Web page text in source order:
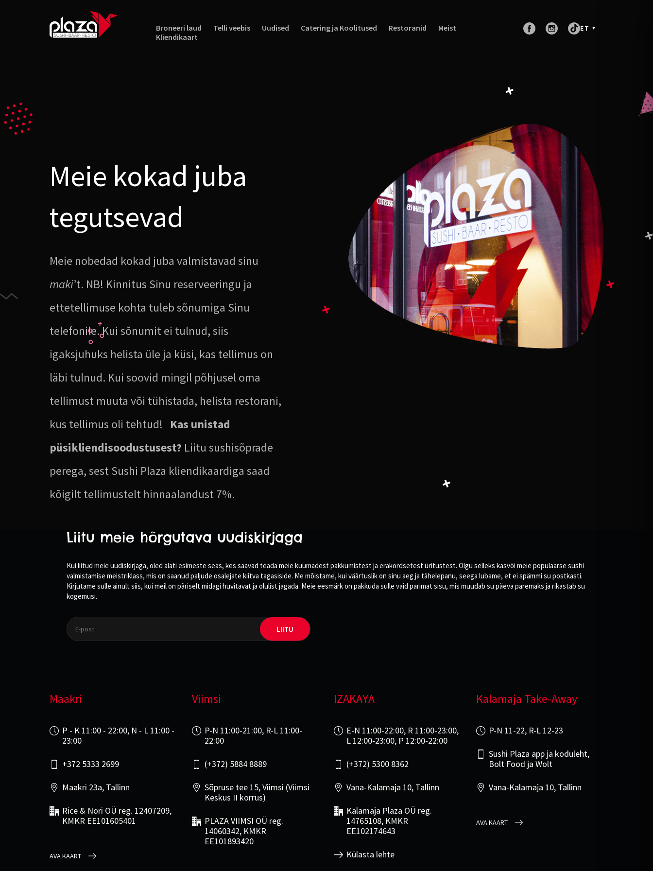
Broneeri laud Telli veebis Uudised Catering ja Koolitused Restoranid
Meist
Kliendikaart
ET
Meie kokad juba
tegutsevad
Meie nobedad kokad juba valmistavad sinu
maki’t. NB! Kinnitus Sinu reserveeringu ja
ettetellimuse kohta tuleb sõnumiga Sinu
telefonile. Kui sõnumit ei tulnud, siis
igaksjuhuks helista üle ja küsi, kas tellimus on
läbi tulnud. Kui soovid mingil põhjusel oma
tellimust muuta või tühistada, helista restorani,
kus tellimus oli tehtud! Kas unistad
püsikliendisoodustusest? Liitu sushisõprade
perega, sest Sushi Plaza kliendikaardiga saad
kõigilt tellimustelt hinnaalandust 7%.
Liitu meie hõrgutava uudiskirjaga
Kui liitud meie uudiskirjaga, oled alati esimeste seas, kes saavad teada meie kuumadest pakkumistest ja erakordsetest üritustest. Olgu selleks kasvõi meie populaarse sushi
valmistamise meistriklass, mis on saanud paljude osalejate kiitva tagasiside. Me mõistame, kui väärtuslik on sinu aeg ja tähelepanu, seega lubame, et ei spämmi su postkasti.
Kirjutame sulle ainult siis, kui meil on päriselt midagi huvitavat ja olulist jagada. Meie eesmärk on pakkuda sulle vaid parimat sisu, mis muudab su päeva paremaks ja rikastab su
kogemusi.
LIITU
Maakri
P - K 11:00 - 22:00, N - L 11:00 -
23:00
+372 5333 2699
Maakri 23a, Tallinn
Rice & Nori OÜ reg. 12407209,
KMKR EE101605401
AVA KAART
Viimsi
P-N 11:00-21:00, R-L 11:00-
22:00
(+372) 5884 8889
Sõpruse tee 15, Viimsi (Viimsi
Keskus II korrus)
PLAZA VIIMSI OÜ reg.
14060342, KMKR
EE101893420
IZAKAYA
E-N 11:00-22:00, R 11:00-23:00,
L 12:00-23:00, P 12:00-22:00
(+372) 5300 8362
Vana-Kalamaja 10, Tallinn
Kalamaja Plaza OÜ reg.
14765108, KMKR
EE102174643
Külasta lehte
Kalamaja Take-Away
P-N 11-22, R-L 12-23
Sushi Plaza app ja koduleht,
Bolt Food ja Wolt
Vana-Kalamaja 10, Tallinn
AVA KAART